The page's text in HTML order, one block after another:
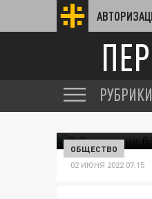
РУБРИКИ
ОБЩЕСТВО
02 ИЮНЯ 2022 07:15